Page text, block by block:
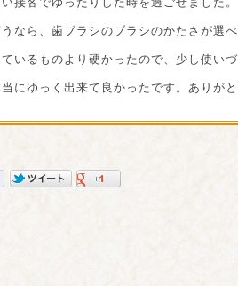
なら、歯ブラシのブラシのかたさが選
いるものより硬かったので、少し使いづ
にゆっく出来て良かったです。ありがと